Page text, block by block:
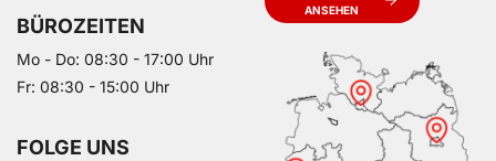
BÜROZEITEN
Mo - Do: 08:30 - 17:00 Uhr
Fr: 08:30 - 15:00 Uhr
FOLGE UNS
ANSEHEN